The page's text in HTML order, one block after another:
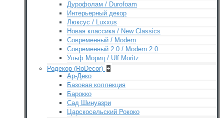
Дурофолам / Durofoam
Интерьерный декор
Люксус / Luxxus
Новая классика / New Classics
Современный / Modern
Современный 2.0 / Modern 2.0
Ульф Мориц / Ulf Moritz
Родекор (RoDecor) +
Ар-Деко
Базовая коллекция
Барокко
Сад Шинуазри
Царскосельский Рококо